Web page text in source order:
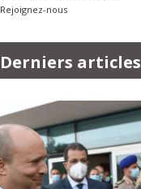
Rejoignez-nous
Derniers articles